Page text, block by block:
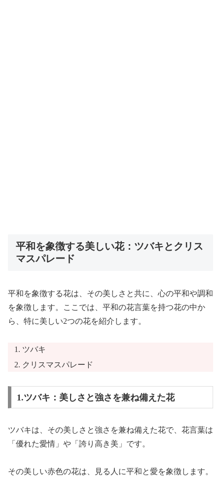
平和を象徴する美しい花：ツバキとクリス
マスパレード
平和を象徴する花は、その美しさと共に、心の平和や調和
を象徴します。ここでは、平和の花言葉を持つ花の中か
ら、特に美しい2つの花を紹介します。
ツバキ
クリスマスパレード
1.ツバキ：美しさと強さを兼ね備えた花
ツバキは、その美しさと強さを兼ね備えた花で、花言葉は
「優れた愛情」や「誇り高き美」です。
その美しい赤色の花は、見る人に平和と愛を象徴します。